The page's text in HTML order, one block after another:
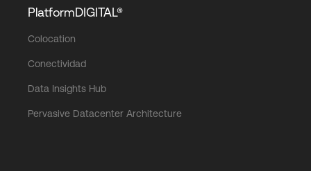
PlatformDIGITAL®
Colocation
Conectividad
Data Insights Hub
Pervasive Datacenter Architecture